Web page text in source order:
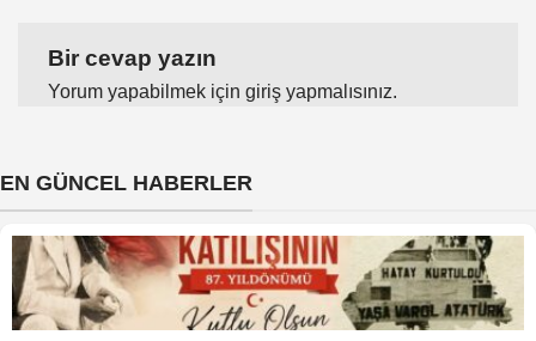
Bir cevap yazın
Yorum yapabilmek için giriş yapmalısınız.
EN GÜNCEL HABERLER